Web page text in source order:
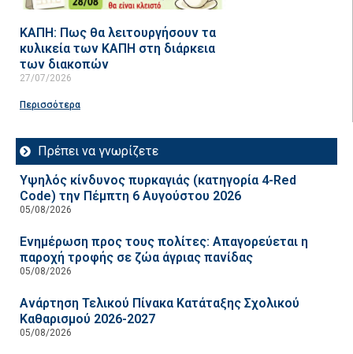
ΚΑΠΗ: Πως θα λειτουργήσουν τα
κυλικεία των ΚΑΠΗ στη διάρκεια
των διακοπών
27/07/2026
Περισσότερα
Πρέπει να γνωρίζετε
Υψηλός κίνδυνος πυρκαγιάς (κατηγορία 4-Red
Code) την Πέμπτη 6 Αυγούστου 2026
05/08/2026
Ενημέρωση προς τους πολίτες: Απαγορεύεται η
παροχή τροφής σε ζώα άγριας πανίδας
05/08/2026
Ανάρτηση Τελικού Πίνακα Κατάταξης Σχολικού
Καθαρισμού 2026-2027
05/08/2026